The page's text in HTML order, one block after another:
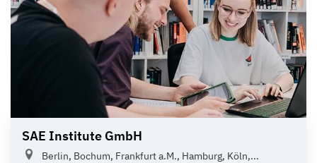
SAE Institute GmbH
Berlin, Bochum, Frankfurt a.M., Hamburg, Köln,...